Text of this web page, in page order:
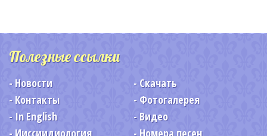
Полезные ссылки
Новости
Скачать
Контакты
Фотогалерея
In English
Видео
Ииссиидиология
Номера песен